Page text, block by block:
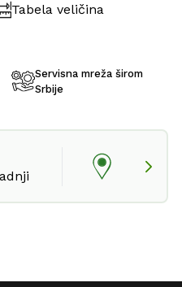
Tabela veličina
Servisna mreža širom
Srbije